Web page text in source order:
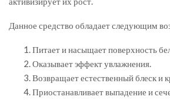
Данное средство обладает следующим
Питает и насыщает поверхность
Оказывает эффект увлажнения.
Возвращает естественный блеск и
Приостанавливает выпадение и